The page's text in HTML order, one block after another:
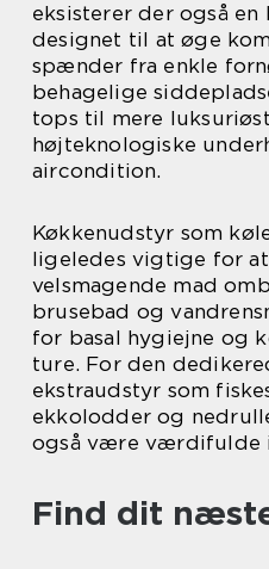
eksisterer der også
designet til at øge
spænder fra enkle
behagelige
tops til mere
højteknologiske
aircondition.
Køkkenudstyr som
ligeledes vigtige for
velsmagende mad
brusebad og
for basal hygiejne og
ture. For den
ekstraudstyr som
ekkolodder og
også være værdifulde
Find dit